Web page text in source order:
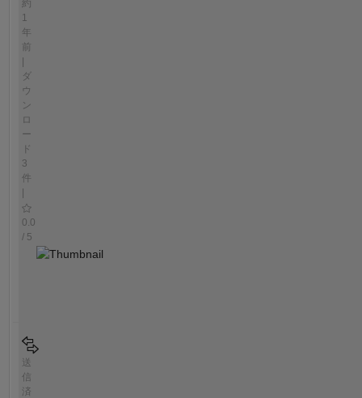
約
1
年
前
|
ダ
ウ
ン
ロ
ー
ド
3
件
|
0.0
/ 5
送
信
済